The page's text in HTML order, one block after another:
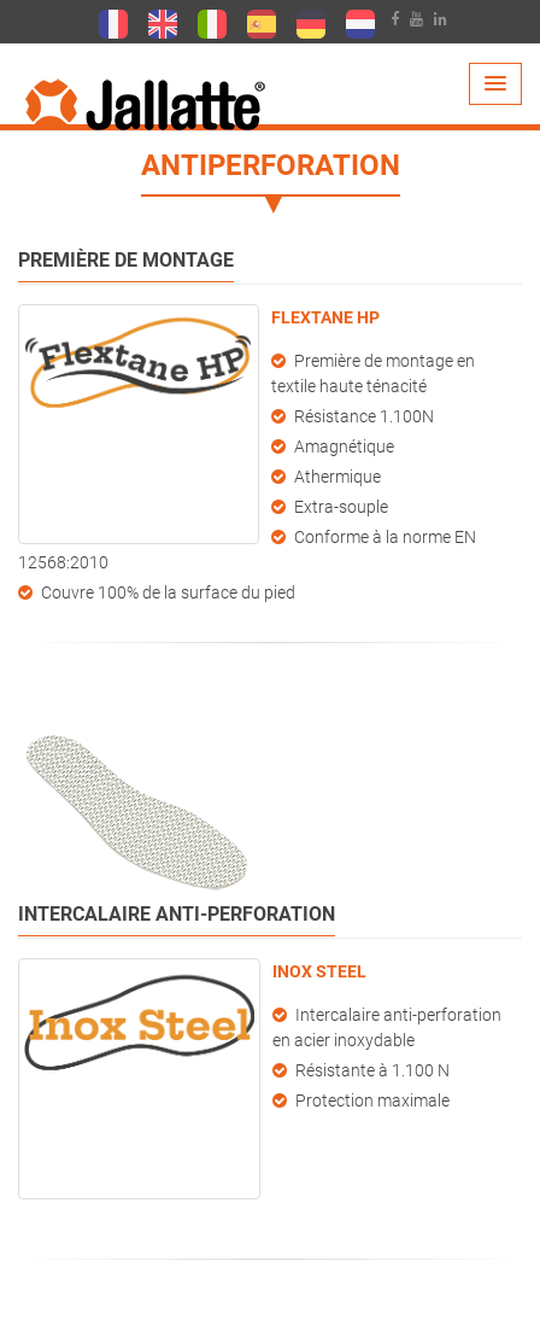
PRODUITS > TECHNOLOGIES >
ANTIPERFORATION
PREMIÈRE DE MONTAGE
FLEXTANE HP
Première de montage en
textile haute ténacité
Résistance 1.100N
Amagnétique
Athermique
Extra-souple
Conforme à la norme EN
12568:2010
Couvre 100% de la surface du pied
INTERCALAIRE ANTI-PERFORATION
INOX STEEL
Intercalaire anti-perforation
en acier inoxydable
Résistante à 1.100 N
Protection maximale